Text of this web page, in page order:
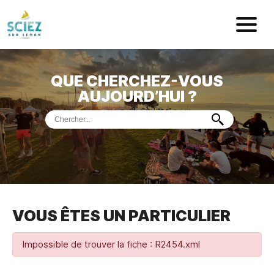
Mairie de
ACCUEIL
VOTREMAIRIE
VIEPRATIQUE
DÉMARCHES &SERVICES
PORTDE PLAISANCE
MUSÉEDE PRÉHISTOIRE ET
QUE CHERCHEZ-VOUS
AUJOURD’HUI ?
VOUS ÊTES UN PARTICULIER
Impossible de trouver la fiche : R2454.xml